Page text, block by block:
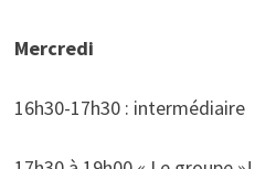
Mercredi
16h30-17h30 : intermédiaire